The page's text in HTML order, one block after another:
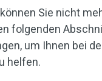
Sie nicht
folgenden
um Ihnen bei
helfen.